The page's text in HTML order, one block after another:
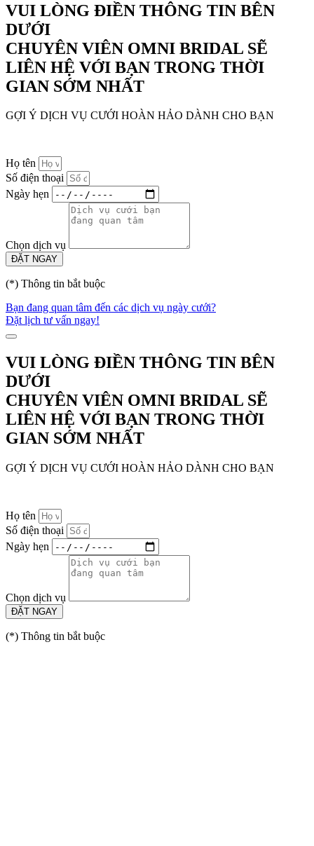
VUI LÒNG ĐIỀN THÔNG TIN BÊN
DƯỚI
CHUYÊN VIÊN OMNI BRIDAL SẼ
LIÊN HỆ VỚI BẠN TRONG THỜI
GIAN SỚM NHẤT
GỢI Ý DỊCH VỤ CƯỚI HOÀN HẢO DÀNH CHO BẠN
Họ tên
Số điện thoại
Ngày hẹn
Chọn dịch vụ
ĐẶT NGAY
(*) Thông tin bắt buộc
Bạn đang quan tâm đến các dịch vụ ngày cưới?
Đặt lịch tư vấn ngay!
VUI LÒNG ĐIỀN THÔNG TIN BÊN
DƯỚI
CHUYÊN VIÊN OMNI BRIDAL SẼ
LIÊN HỆ VỚI BẠN TRONG THỜI
GIAN SỚM NHẤT
GỢI Ý DỊCH VỤ CƯỚI HOÀN HẢO DÀNH CHO BẠN
Họ tên
Số điện thoại
Ngày hẹn
Chọn dịch vụ
ĐẶT NGAY
(*) Thông tin bắt buộc